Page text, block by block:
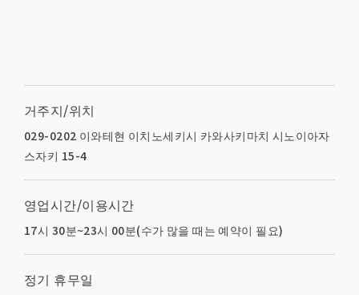
거주지/위치
029-0202 이와테현 이치노세키시 카와사키마치 시노이아자
스자키 15-4
영업시간/이용시간
17시 30분~23시 00분(수가 많을 때는 예약이 필요)
정기 휴무일